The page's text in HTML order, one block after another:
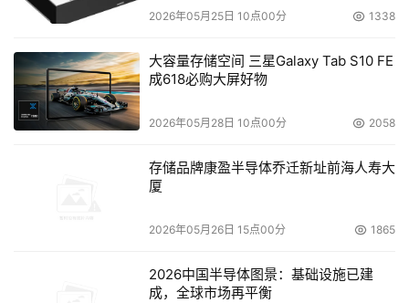
2026年05月25日 10点00分 1338
大容量存储空间 三星Galaxy Tab S10 FE
成618必购大屏好物
2026年05月28日 10点00分 2058
存储品牌康盈半导体乔迁新址前海人寿大
厦
2026年05月26日 15点00分 1865
2026中国半导体图景：基础设施已建
成，全球市场再平衡